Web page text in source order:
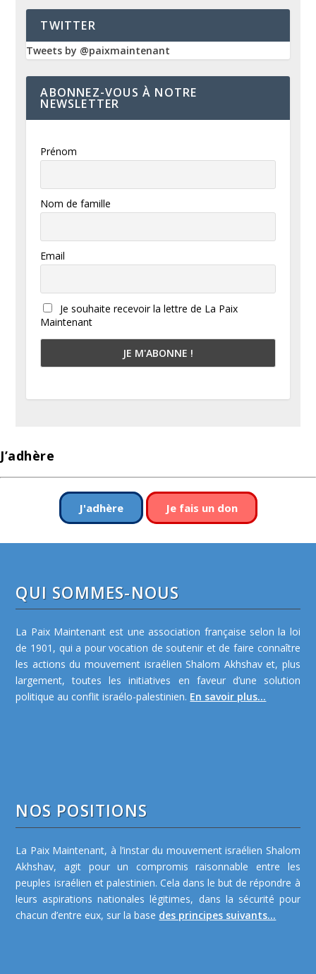
TWITTER
Tweets by @paixmaintenant
ABONNEZ-VOUS À NOTRE
NEWSLETTER
Prénom
Nom de famille
Email
Je souhaite recevoir la lettre de La Paix
Maintenant
J’adhère
J'adhère Je fais un don
QUI SOMMES-NOUS
La Paix Maintenant est une association française selon la loi
de 1901, qui a pour vocation de soutenir et de faire connaître
les actions du mouvement israélien Shalom Akhshav et, plus
largement, toutes les initiatives en faveur d’une solution
politique au conflit israélo-palestinien. En savoir plus...
NOS POSITIONS
La Paix Maintenant, à l’instar du mouvement israélien Shalom
Akhshav, agit pour un compromis raisonnable entre les
peuples israélien et palestinien. Cela dans le but de répondre à
leurs aspirations nationales légitimes, dans la sécurité pour
chacun d’entre eux, sur la base des principes suivants...